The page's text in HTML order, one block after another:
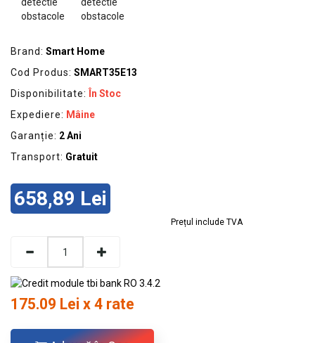
ECHIPAMENTE
FOTOVOLTAICE
Brand: Smart Home
Cod Produs: SMART35E13
Disponibilitate:
În Stoc
Expediere: Mâine
Garanție: 2 Ani
Transport: Gratuit
658,89 Lei
Prețul include TVA
175.09 Lei x 4 rate